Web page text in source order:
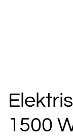
1500